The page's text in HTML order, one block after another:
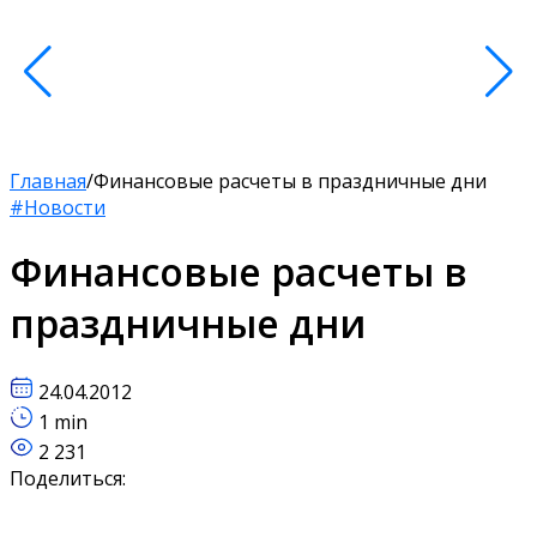
Главная/Финансовые расчеты в праздничные дни
#Новости
Финансовые расчеты в
праздничные дни
24.04.2012
1 min
2 231
Поделиться: